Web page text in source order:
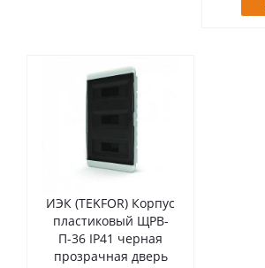
ИЭК (TEKFOR) Корпус
пластиковый ЩРВ-
П-36 IP41 черная
прозрачная дверь